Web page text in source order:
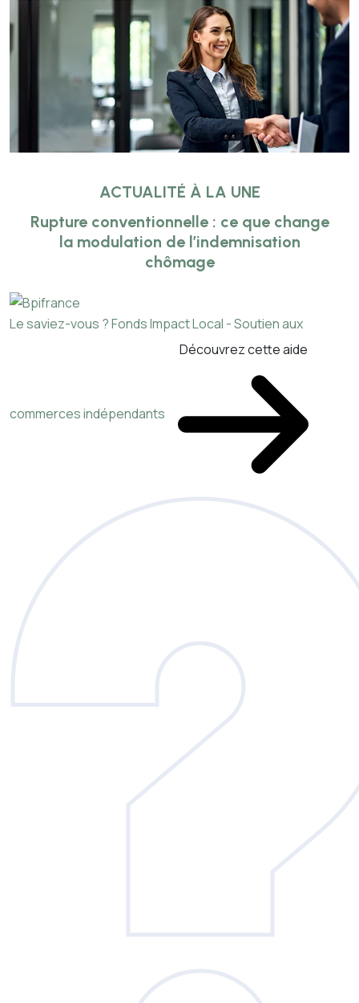
ACTUALITÉ À LA UNE
Rupture conventionnelle : ce que change
la modulation de l’indemnisation
chômage
Le saviez-vous ?Fonds Impact Local - Soutien aux
commerces indépendants
Découvrez cette aide